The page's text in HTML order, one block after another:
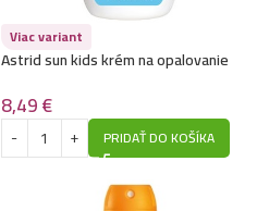
Viac variant
Astrid sun kids krém na opalovanie
8,49€
PRIDAŤ DO KOŠÍKA